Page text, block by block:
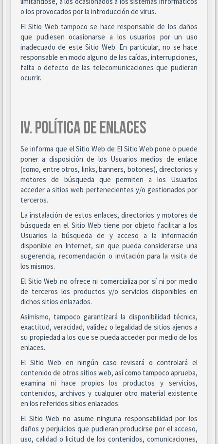
o los provocados por la introducción de virus.
El Sitio Web tampoco se hace responsable de los daños
que pudiesen ocasionarse a los usuarios por un uso
inadecuado de este Sitio Web. En particular, no se hace
responsable en modo alguno de las caídas, interrupciones,
falta o defecto de las telecomunicaciones que pudieran
ocurrir.
IV. POLÍTICA DE ENLACES
Se informa que el Sitio Web de El Sitio Web pone o puede
poner a disposición de los Usuarios medios de enlace
(como, entre otros, links, banners, botones), directorios y
motores de búsqueda que permiten a los Usuarios
acceder a sitios web pertenecientes y/o gestionados por
terceros.
La instalación de estos enlaces, directorios y motores de
búsqueda en el Sitio Web tiene por objeto facilitar a los
Usuarios la búsqueda de y acceso a la información
disponible en Internet, sin que pueda considerarse una
sugerencia, recomendación o invitación para la visita de
los mismos.
El Sitio Web no ofrece ni comercializa por sí ni por medio
de terceros los productos y/o servicios disponibles en
dichos sitios enlazados.
Asimismo, tampoco garantizará la disponibilidad técnica,
exactitud, veracidad, validez o legalidad de sitios ajenos a
su propiedad a los que se pueda acceder por medio de los
enlaces.
El Sitio Web en ningún caso revisará o controlará el
contenido de otros sitios web, así como tampoco aprueba,
examina ni hace propios los productos y servicios,
contenidos, archivos y cualquier otro material existente
en los referidos sitios enlazados.
El Sitio Web no asume ninguna responsabilidad por los
daños y perjuicios que pudieran producirse por el acceso,
uso, calidad o licitud de los contenidos, comunicaciones,